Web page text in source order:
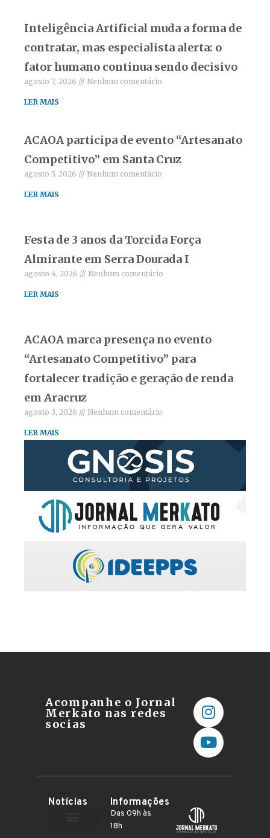
Inteligência Artificial muda a forma de
contratar, mas especialista alerta: o
fator humano continua sendo decisivo
agosto 7, 2026 Nenhum comentário
LER MAIS
ACAOA participa de evento “Artesanato
Competitivo” em Santa Cruz
agosto 5, 2026 Nenhum comentário
LER MAIS
Festa de 3 anos da Torcida Força
Almirante em Serra Dourada I
agosto 4, 2026 Nenhum comentário
LER MAIS
ACAOA marca presença no evento
“Artesanato Competitivo” para
fortalecer tradição e geração de renda
em Aracruz
agosto 3, 2026 Nenhum comentário
LER MAIS
Acompanhe o Jornal
Merkato nas redes
socias
Notícias Informações
Das 09h às
18h